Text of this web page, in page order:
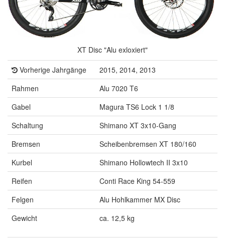
XT Disc "Alu exloxiert"
Vorherige Jahrgänge
2015, 2014, 2013
Rahmen
Alu 7020 T6
Gabel
Magura TS6 Lock 1 1/8
Schaltung
Shimano XT 3x10-Gang
Bremsen
Scheibenbremsen XT 180/160
Kurbel
Shimano Hollowtech II 3x10
Reifen
Conti Race King 54-559
Felgen
Alu Hohlkammer MX Disc
Gewicht
ca. 12,5 kg